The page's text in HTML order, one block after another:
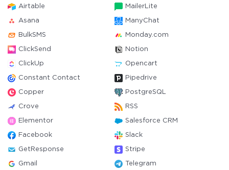
Airtable MailerLite
Asana ManyChat
BulkSMS Monday.com
ClickSend Notion
ClickUp Opencart
Constant Contact Pipedrive
Copper PostgreSQL
Crove RSS
Elementor Salesforce CRM
Facebook Slack
GetResponse Stripe
Gmail Telegram